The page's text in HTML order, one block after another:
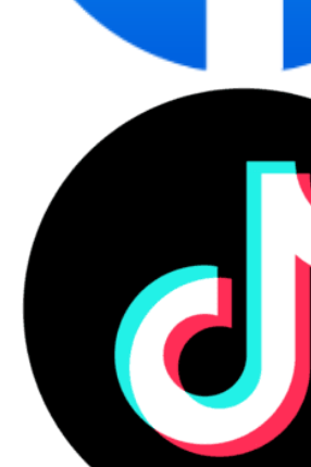
Đặc biệt, cổng USB-C Power Delivery 90W
ảnh, dữ liệu, âm thanh và sạc laptop chỉ
hoặc Lenovo ThinkPad. Ngoài ra, RJ-45
hình hoạt động như một dock USB-C
mạng có dây trực tiếp qua màn hình –
trong tầm giá.
Theo thử nghiệm tại CDC Lab, cổng USB-
sạc và xuất 4K/60Hz đồng thời mà không